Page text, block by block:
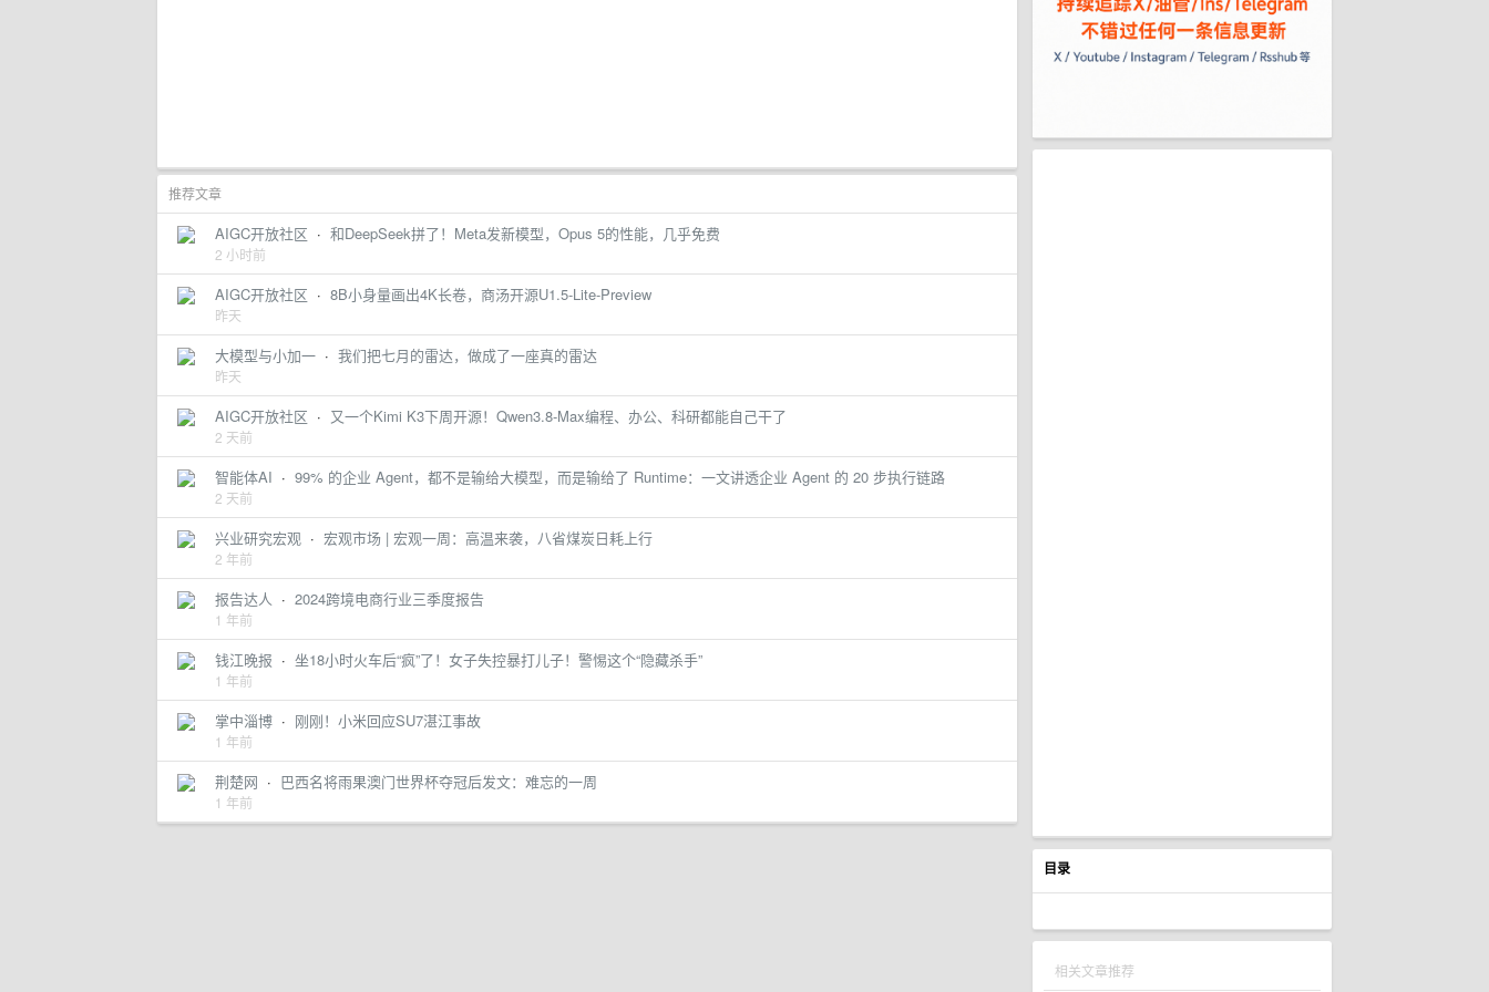
目录
相关文章推荐
推荐文章
AIGC开放社区 · 和DeepSeek拼了！Meta发新模型，Opus 5的性能，几乎免费
2 小时前
AIGC开放社区 · 8B小身量画出4K长卷，商汤开源U1.5-Lite-Preview
昨天
大模型与小加一 · 我们把七月的雷达，做成了一座真的雷达
昨天
AIGC开放社区 · 又一个Kimi K3下周开源！Qwen3.8-Max编程、办公、科研都能自己干了
2 天前
智能体AI · 99% 的企业 Agent，都不是输给大模型，而是输给了 Runtime：一文讲透企业 Agent 的 20 步执行链路
2 天前
兴业研究宏观 · 宏观市场 | 宏观一周：高温来袭，八省煤炭日耗上行
2 年前
报告达人 · 2024跨境电商行业三季度报告
1 年前
钱江晚报 · 坐18小时火车后“疯”了！女子失控暴打儿子！警惕这个“隐藏杀手”
1 年前
掌中淄博 · 刚刚！小米回应SU7湛江事故
1 年前
荆楚网 · 巴西名将雨果澳门世界杯夺冠后发文：难忘的一周
1 年前